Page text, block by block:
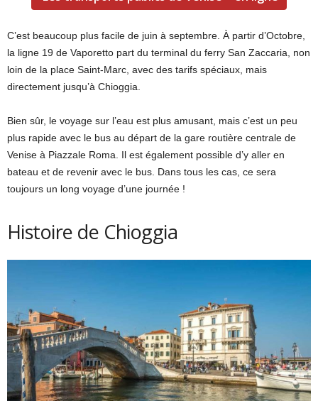
C’est beaucoup plus facile de juin à septembre. À partir d’Octobre,
la ligne 19 de Vaporetto part du terminal du ferry San Zaccaria, non
loin de la place Saint-Marc, avec des tarifs spéciaux, mais
directement jusqu’à Chioggia.
Bien sûr, le voyage sur l’eau est plus amusant, mais c’est un peu
plus rapide avec le bus au départ de la gare routière centrale de
Venise à Piazzale Roma. Il est également possible d’y aller en
bateau et de revenir avec le bus. Dans tous les cas, ce sera
toujours un long voyage d’une journée !
Histoire de Chioggia